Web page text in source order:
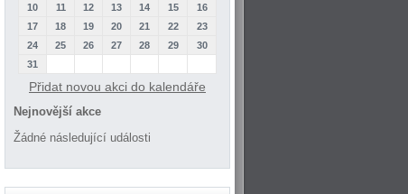
10
11 12 13 14 15
16
17
18 19 20 21 22
23
24
25 26 27 28 29
30
31
Přidat novou akci do kalendáře
Nejnovější akce
Žádné následující události